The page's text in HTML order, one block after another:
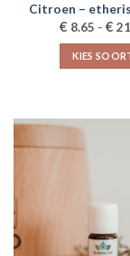
Citroen –
€ 8.65 - €
KIES